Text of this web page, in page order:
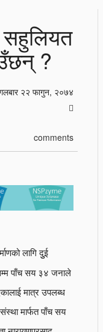
?
२२ फागुन, २०७४
comments
लागि दुुई
पाँच सय ३४ जनाले
मात्र उपलब्ध
मार्फत पाँच सय